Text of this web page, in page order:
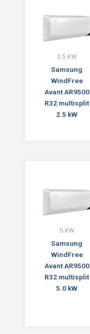
2.5 KW
Samsung
WindFree
Avant AR9500
R32 multisplit
2.5 kW
5 KW
Samsung
WindFree
Avant AR9500
R32 multisplit
5.0 kW